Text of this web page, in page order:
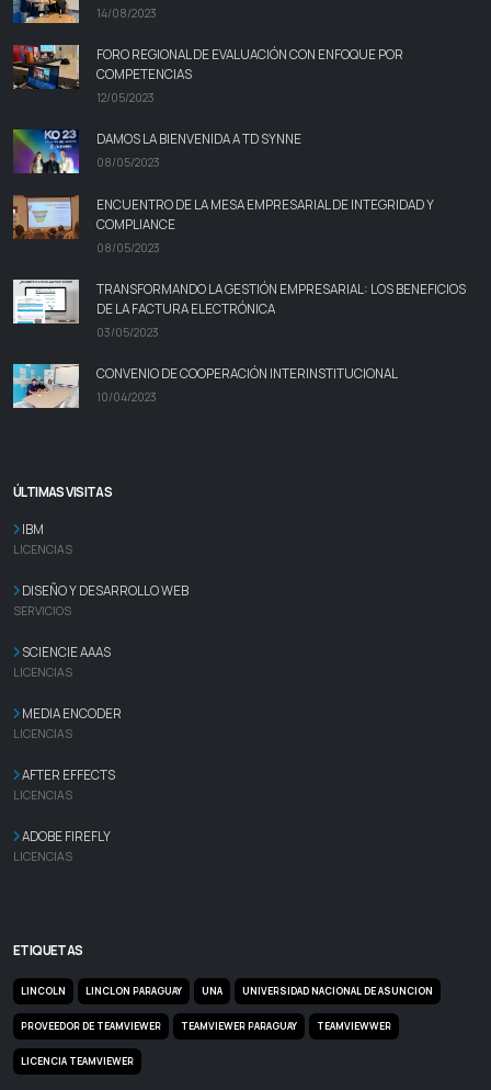
14/08/2023
FORO REGIONAL DE EVALUACIÓN CON ENFOQUE POR
COMPETENCIAS
12/05/2023
DAMOS LA BIENVENIDA A TD SYNNE
08/05/2023
ENCUENTRO DE LA MESA EMPRESARIAL DE INTEGRIDAD Y
COMPLIANCE
08/05/2023
TRANSFORMANDO LA GESTIÓN EMPRESARIAL: LOS BENEFICIOS
DE LA FACTURA ELECTRÓNICA
03/05/2023
CONVENIO DE COOPERACIÓN INTERINSTITUCIONAL
10/04/2023
ÚLTIMAS VISITAS
IBM
LICENCIAS
DISEÑO Y DESARROLLO WEB
SERVICIOS
SCIENCIE AAAS
LICENCIAS
MEDIA ENCODER
LICENCIAS
AFTER EFFECTS
LICENCIAS
ADOBE FIREFLY
LICENCIAS
ETIQUETAS
LINCOLN LINCLON PARAGUAY UNA UNIVERSIDAD NACIONAL DE ASUNCION
PROVEEDOR DE TEAMVIEWER TEAMVIEWER PARAGUAY TEAMVIEWWER
LICENCIA TEAMVIEWER